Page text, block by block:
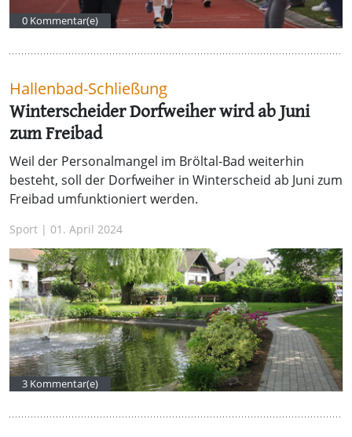
0 Kommentar(e)
Hallenbad-Schließung
Winterscheider Dorfweiher wird ab Juni
zum Freibad
Weil der Personalmangel im Bröltal-Bad weiterhin
besteht, soll der Dorfweiher in Winterscheid ab Juni zum
Freibad umfunktioniert werden.
Sport | 01. April 2024
3 Kommentar(e)